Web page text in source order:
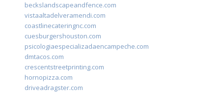
beckslandscapeandfence.com
vistaaltadelveramendi.com
coastlinecateringnc.com
cuesburgershouston.com
psicologiaespecializadaencampeche.com
dmtacos.com
crescentstreetprinting.com
hornopizza.com
driveadragster.com